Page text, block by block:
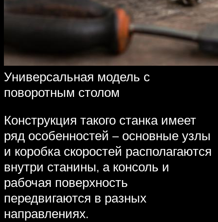
Универсальная модель с
поворотным столом
Конструкция такого станка имеет
ряд особенностей – основные узлы
и коробка скоростей располагаются
внутри станины, а консоль и
рабочая поверхность
передвигаются в разных
направлениях.